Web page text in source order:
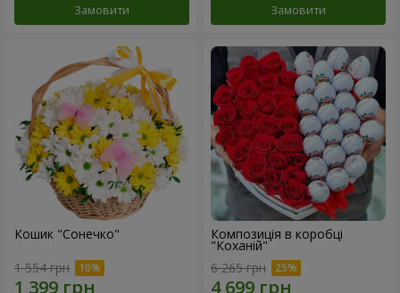
Замовити Замовити
Кошик "Сонечко"
1 554 грн
Композиція в коробці
"Коханій"
6 265 грн